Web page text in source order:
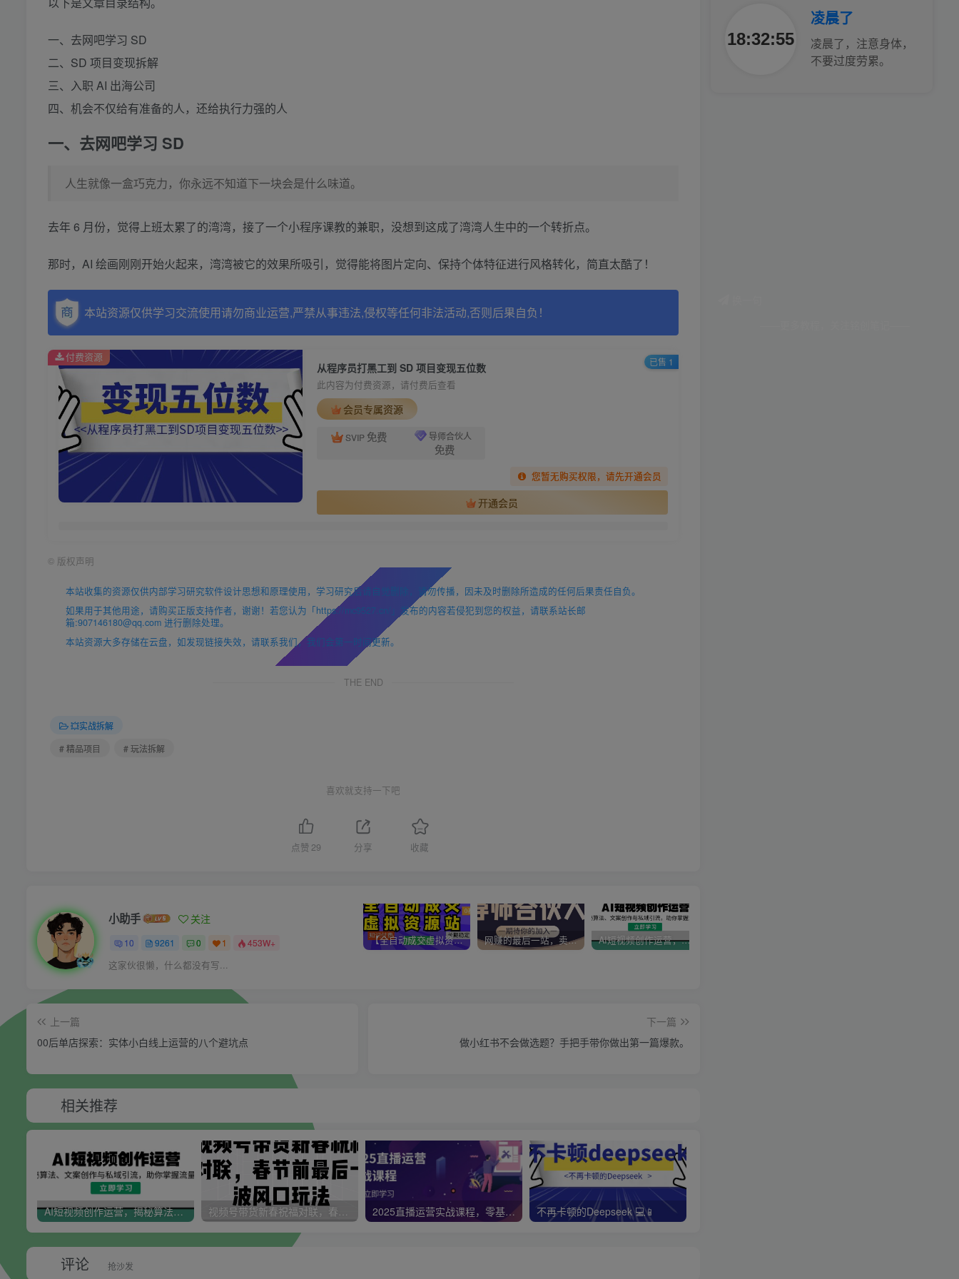
一、去网吧学习 SD
二、SD 项目变现拆解
三、入职 AI 出海公司
四、机会不仅给有准备的人，还给执行力强的人
一、 去网吧学习 SD
人生就像一盒巧克力，你永远不知道下一块会是什么味道。
去年 6 月份，觉得上班太累了的湾湾，接了一个小程序课教的兼职，没想到这成了湾湾人生中的一个转折点。
那时，AI 绘画刚刚开始火起来，湾湾被它的效果所吸引，觉得能将图片定向、保持个体特征进行风格转化，简直太酷了！
本站资源仅供学习交流使用请勿商业运营,严禁从事违法,侵权等任何非法活动,否则后果自负！
从程序员打黑工到 SD 项目变现五位数
此内容为付费资源，请付费后查看
会员专属资源
SVIP 免费 导师合伙人
免费
您暂无购买权限，请先开通会员
开通会员
付费资源 已售 1
© 版权声明
本站收集的资源仅供内部学习研究软件设计思想和原理使用，学习研究后请自觉删除，请勿传播，因未及时删除所造成的任何后果责任自负。
如果用于其他用途，请购买正版支持作者，谢谢！若您认为「https://mc9527.cn/」发布的内容若侵犯到您的权益，请联系站长邮
箱:907146180@qq.com 进行删除处理。
本站资源大多存储在云盘，如发现链接失效，请联系我们，我们会第一时间更新。
THE END
💥实战拆解
# 精品项目
# 玩法拆解
喜欢就支持一下吧
点赞 29 分享 收藏
小助手 关注
10 9261 0 1 453W+
这家伙很懒，什么都没有写...
【全自动成交虚拟资源站】站长唯一陪跑项目！月入10W+~长期稳定~ 网赚的最后一站，卖项目！做网赚顶级猎食者~ AI短视频创作运营，揭秘算法、文案创作与私域引流，助你掌握流量密码
上一篇
00后单店探索：实体小白线上运营的八个避坑点
下一篇
做小红书不会做选题？手把手带你做出第一篇爆款。
相关推荐
AI短视频创作运营，揭秘算法、文案创作与私域引流，助你掌握流量密码 2025直播运营实战课程，零基础入门到流量优化，快速提升直播间表现 不再卡顿的Deepseek 💻📱
评论 抢沙发
工作也轻松了！
18:32:57
凌晨了
凌晨了，注意身体，
不要过度劳累。